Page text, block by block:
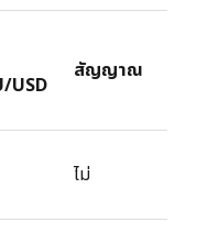
USD
สัญญาณ
ไม่